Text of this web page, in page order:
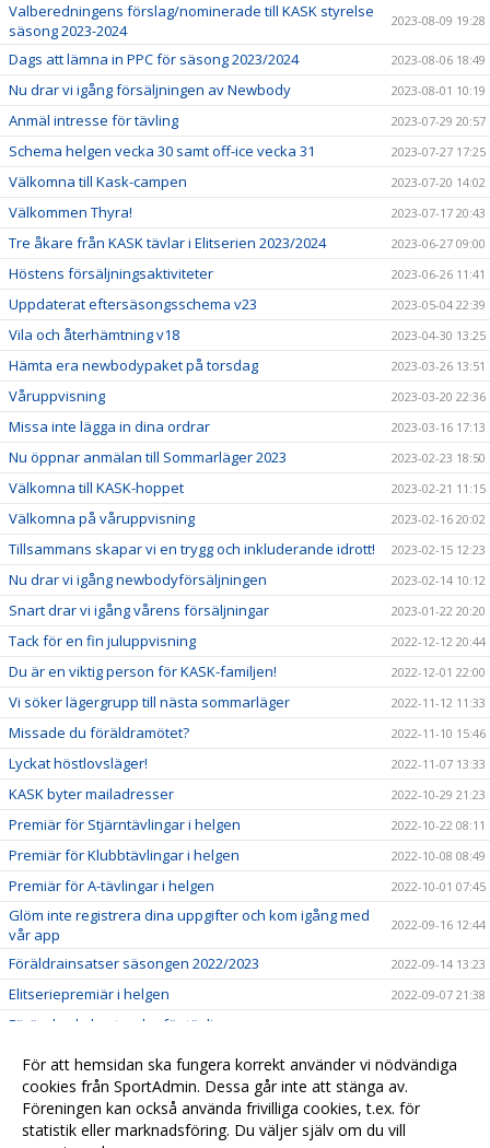
Valberedningens förslag/nominerade till KASK styrelse
säsong 2023-2024
2023-08-09 19:28
Dags att lämna in PPC för säsong 2023/2024 2023-08-06 18:49
Nu drar vi igång försäljningen av Newbody 2023-08-01 10:19
Anmäl intresse för tävling 2023-07-29 20:57
Schema helgen vecka 30 samt off-ice vecka 31 2023-07-27 17:25
Välkomna till Kask-campen 2023-07-20 14:02
Välkommen Thyra! 2023-07-17 20:43
Tre åkare från KASK tävlar i Elitserien 2023/2024 2023-06-27 09:00
Höstens försäljningsaktiviteter 2023-06-26 11:41
Uppdaterat eftersäsongsschema v23 2023-05-04 22:39
Vila och återhämtning v18 2023-04-30 13:25
Hämta era newbodypaket på torsdag 2023-03-26 13:51
Våruppvisning 2023-03-20 22:36
Missa inte lägga in dina ordrar 2023-03-16 17:13
Nu öppnar anmälan till Sommarläger 2023 2023-02-23 18:50
Välkomna till KASK-hoppet 2023-02-21 11:15
Välkomna på våruppvisning 2023-02-16 20:02
Tillsammans skapar vi en trygg och inkluderande idrott! 2023-02-15 12:23
Nu drar vi igång newbodyförsäljningen 2023-02-14 10:12
Snart drar vi igång vårens försäljningar 2023-01-22 20:20
Tack för en fin juluppvisning 2022-12-12 20:44
Du är en viktig person för KASK-familjen! 2022-12-01 22:00
Vi söker lägergrupp till nästa sommarläger 2022-11-12 11:33
Missade du föräldramötet? 2022-11-10 15:46
Lyckat höstlovsläger! 2022-11-07 13:33
KASK byter mailadresser 2022-10-29 21:23
Premiär för Stjärntävlingar i helgen 2022-10-22 08:11
Premiär för Klubbtävlingar i helgen 2022-10-08 08:49
Premiär för A-tävlingar i helgen 2022-10-01 07:45
Glöm inte registrera dina uppgifter och kom igång med
vår app
2022-09-16 12:44
Föräldrainsatser säsongen 2022/2023 2022-09-14 13:23
Elitseriepremiär i helgen 2022-09-07 21:38
Förändrade kostnader för tävlingar
Registrera dina uppgifter för att få tillgång till appen 2022-09-04 20:25
Välkommen till vår nya hemsida! 2022-08-24 18:31
Dags att lämna in PPC för säsong 2022/2023 2022-07-26 10:00
För att hemsidan ska fungera korrekt använder vi nödvändiga
cookies från SportAdmin. Dessa går inte att stänga av.
Föreningen kan också använda frivilliga cookies, t.ex. för
statistik eller marknadsföring. Du väljer själv om du vill